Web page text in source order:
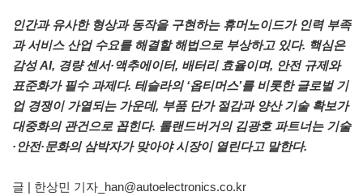
인간과 유사한 형상과 동작을 구현하는 휴머노이드가 인력 부족
과 서비스 산업 수요를 해결할 해법으로 부상하고 있다. 핵심은
감성 AI, 경량 센서·액추에이터, 배터리 효율이며, 안전 규제와
표준화가 필수 과제다. 테슬라의 ‘옵티머스’를 비롯한 글로벌 기
업 경쟁이 가열되는 가운데, 부품 단가 절감과 양산 기술 확보가
대중화의 관건으로 꼽힌다. 롤랜드버거의 김광호 파트너는 기술
·안전·문화의 삼박자가 맞아야 시장이 열린다고 말한다.
글 | 한상민 기자_han@autoelectronics.co.kr